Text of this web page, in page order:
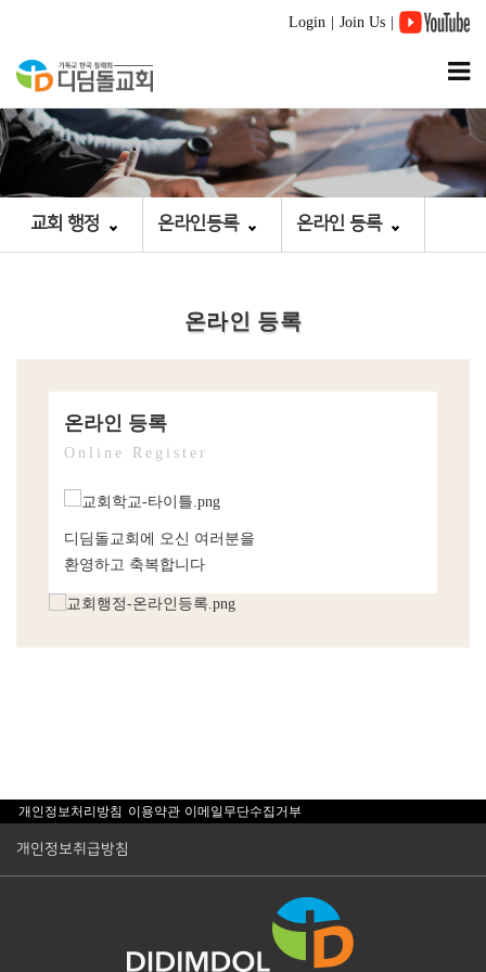
Login | Join Us |
교회 행정 온라인등록 온라인 등록
온라인 등록
온라인 등록
Online Register
디딤돌교회에 오신 여러분을
환영하고 축복합니다
개인정보처리방침 이용약관 이메일무단수집거부
개인정보취급방침